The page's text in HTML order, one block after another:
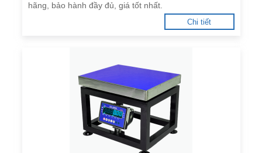
hãng, bảo hành đầy đủ, giá tốt nhất.
Chi tiết